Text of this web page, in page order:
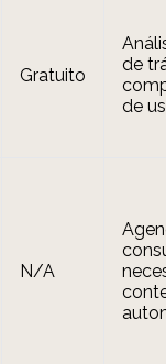
Gratuito
de
de
N/A